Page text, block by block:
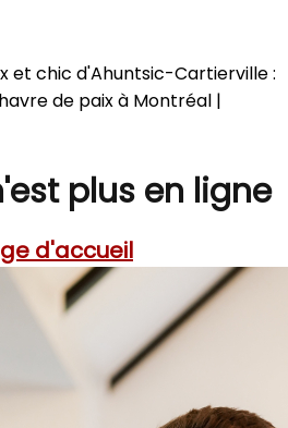
et chic d'Ahuntsic-Cartierville :
de paix à Montréal |
plus en ligne
d'accueil